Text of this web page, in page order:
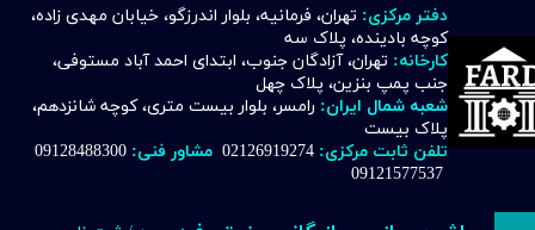
دفتر مرکزی: تهران، فرمانیه، بلوار اندرزگو، خیابان مهدی زاده،
کوچه بادینده، پلاک سه
کارخانه: تهران، آزادگان جنوب، ابتدای احمد آباد مستوفی،
جنب پمپ بنزین، پلاک چهل
شعبه شمال ایران: رامسر، بلوار بیست متری، کوچه شانزدهم،
پلاک بیست
تلفن ثابت مرکزی: 02126919274 مشاور فنی:
09121577537
حساب کاربری من
تغییر گذر واژه